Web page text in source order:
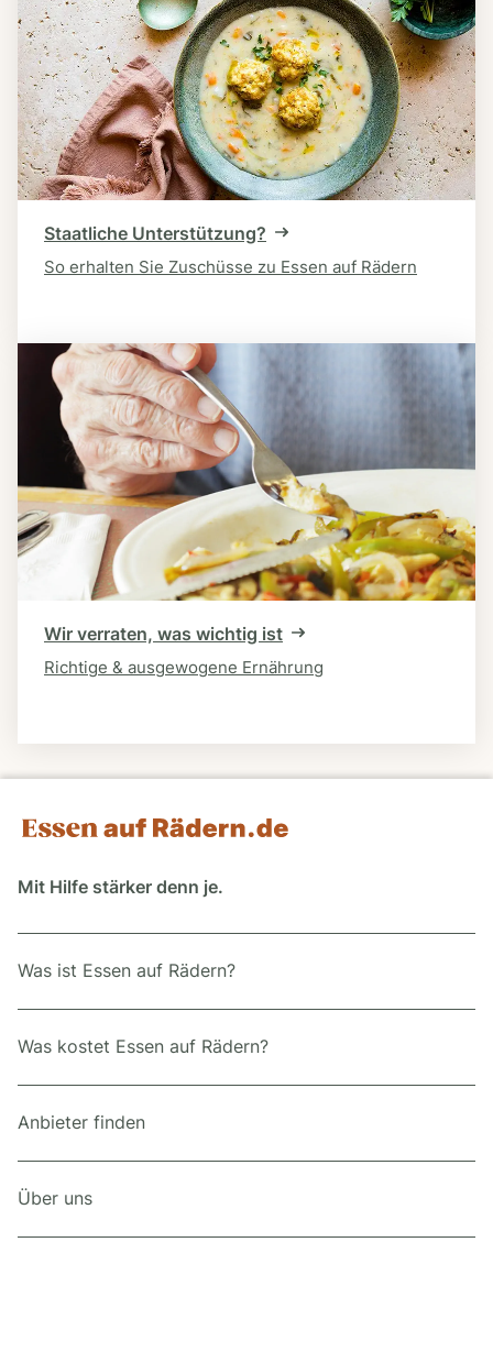
Staatliche Unterstützung?
So erhalten Sie Zuschüsse zu Essen auf Rädern
Wir verraten, was wichtig ist
Richtige & ausgewogene Ernährung
Mit Hilfe stärker denn je.
Was ist Essen auf Rädern?
Was kostet Essen auf Rädern?
Anbieter finden
Über uns